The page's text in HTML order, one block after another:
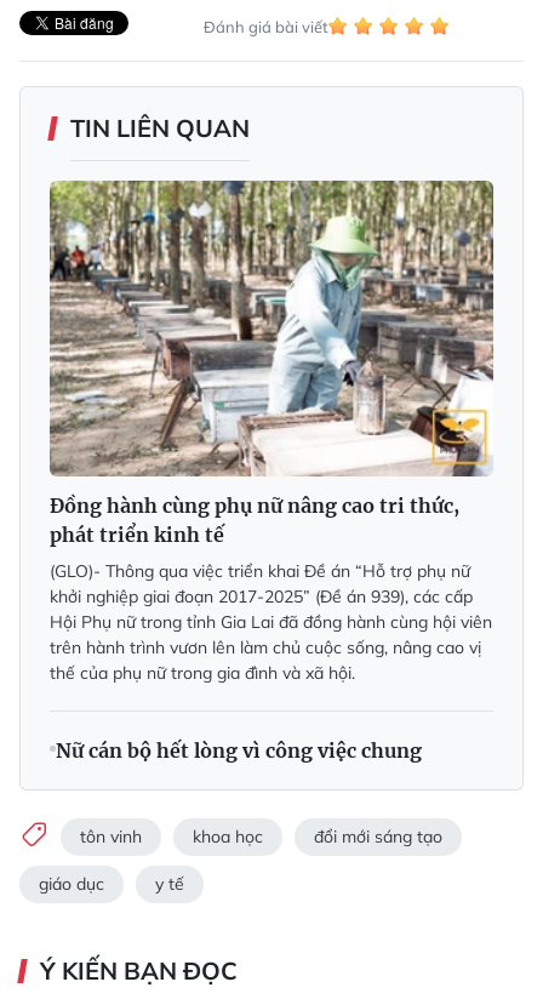
Đánh giá bài viết
TIN LIÊN QUAN
Ðồng hành cùng phụ nữ nâng cao tri thức,
phát triển kinh tế
(GLO)- Thông qua việc triển khai Ðề án “Hỗ trợ phụ nữ
khởi nghiệp giai đoạn 2017-2025” (Ðề án 939), các cấp
Hội Phụ nữ trong tỉnh Gia Lai đã đồng hành cùng hội viên
trên hành trình vươn lên làm chủ cuộc sống, nâng cao vị
thế của phụ nữ trong gia đình và xã hội.
Nữ cán bộ hết lòng vì công việc chung
tôn vinh khoa học đổi mới sáng tạo
giáo dục y tế
Ý KIẾN BẠN ĐỌC